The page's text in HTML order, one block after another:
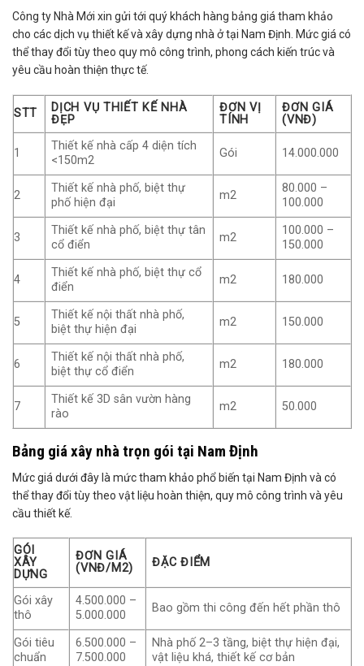
Công ty Nhà Mới xin gửi tới quý khách hàng bảng giá tham khảo
cho các dịch vụ thiết kế và xây dựng nhà ở tại Nam Định. Mức giá có
thể thay đổi tùy theo quy mô công trình, phong cách kiến trúc và
yêu cầu hoàn thiện thực tế.
STT
DỊCH VỤ THIẾT KẾ NHÀ
ĐẸP
ĐƠN VỊ
TÍNH
ĐƠN GIÁ
(VNĐ)
1
Thiết kế nhà cấp 4 diện tích
<150m2
Gói 14.000.000
2
Thiết kế nhà phố, biệt thự
phố hiện đại
m2
80.000 –
100.000
3
Thiết kế nhà phố, biệt thự tân
cổ điển
m2
100.000 –
150.000
4
Thiết kế nhà phố, biệt thự cổ
điển
m2 180.000
5
Thiết kế nội thất nhà phố,
biệt thự hiện đại
m2 150.000
6
Thiết kế nội thất nhà phố,
biệt thự cổ điển
m2 180.000
7
Thiết kế 3D sân vườn hàng
rào
m2 50.000
Bảng giá xây nhà trọn gói tại Nam Định
Mức giá dưới đây là mức tham khảo phổ biến tại Nam Định và có
thể thay đổi tùy theo vật liệu hoàn thiện, quy mô công trình và yêu
cầu thiết kế.
GÓI
XÂY
DỰNG
ĐƠN GIÁ
(VNĐ/M2)
ĐẶC ĐIỂM
Gói xây
thô
4.500.000 –
5.000.000
Bao gồm thi công đến hết phần thô
Gói tiêu
chuẩn
6.500.000 –
7.500.000
Nhà phố 2–3 tầng, biệt thự hiện đại,
vật liệu khá, thiết kế cơ bản